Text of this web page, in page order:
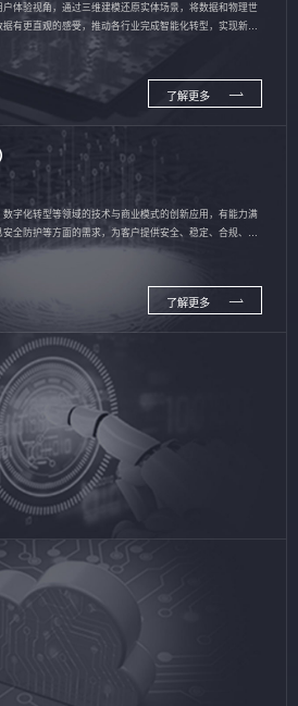
体验视角，通过三维建模还原实体场景，将数据和物理世
有更直观的感受，推动各行业完成智能化转型，实现新旧
了解更多
字化转型等领域的技术与商业模式的创新应用，有能力满
全防护等方面的需求，为客户提供安全、稳定、合规、持
了解更多